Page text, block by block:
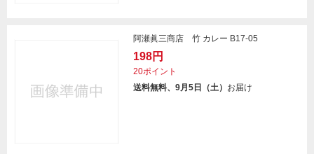
阿瀬眞三商店 竹 カレー B17-05
198円
20ポイント
送料無料、9月5日（土） お届け